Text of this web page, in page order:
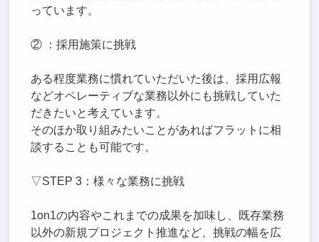
っています。
② ：採用施策に挑戦
ある程度業務に慣れていただいた後は、採用広報
などオペレーティブな業務以外にも挑戦していた
だきたいと考えています。
そのほか取り組みたいことがあればフラットに相
談することも可能です。
▽STEP 3：様々な業務に挑戦
1on1の内容やこれまでの成果を加味し、既存業務
以外の新規プロジェクト推進など、挑戦の幅を広